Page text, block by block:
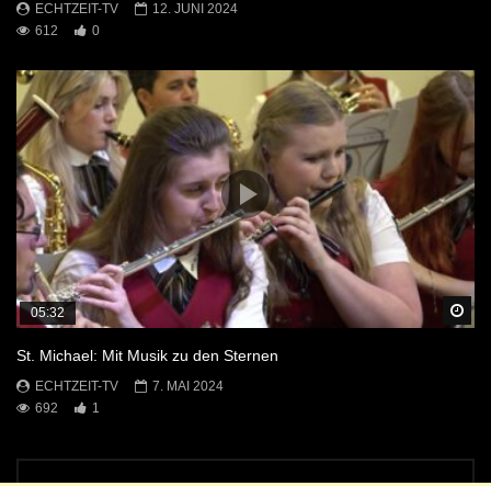
ECHTZEIT-TV
12. JUNI 2024
612
0
05:32
St. Michael: Mit Musik zu den Sternen
ECHTZEIT-TV
7. MAI 2024
692
1